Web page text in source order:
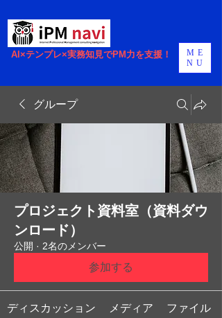
AI×テンプレ×実務知見でPM力を支援！
ME
NU
グループ
プロジェクト資料室（資料ダウ
ンロード）
公開 · 2名のメンバー
参加する
ディスカッション メディア ファイル